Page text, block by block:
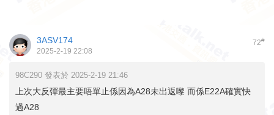
72#
3ASV174
2025-2-19 22:08
98C290 發表於 2025-2-19 21:46
上次大反彈最主要唔單止係因為A28未出返嚟 而係E22A確實快
過A28